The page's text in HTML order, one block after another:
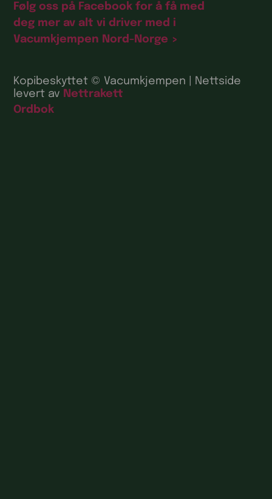
Følg oss på Facebook for å få med
deg mer av alt vi driver med i
Vacumkjempen Nord-Norge >
Kopibeskyttet © Vacumkjempen | Nettside
levert av Nettrakett
Ordbok